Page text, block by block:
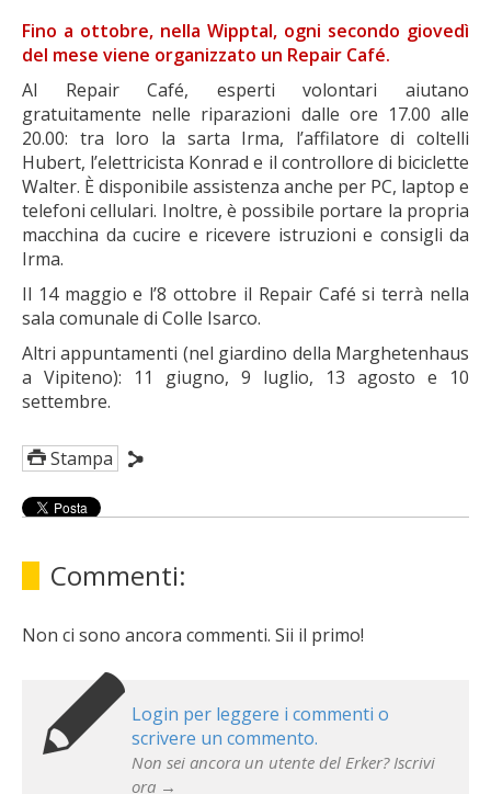
Fino a ottobre, nella Wipptal, ogni secondo giovedì
del mese viene organizzato un Repair Café.
Al Repair Café, esperti volontari aiutano
gratuitamente nelle riparazioni dalle ore 17.00 alle
20.00: tra loro la sarta Irma, l’affilatore di coltelli
Hubert, l’elettricista Konrad e il controllore di biciclette
Walter. È disponibile assistenza anche per PC, laptop e
telefoni cellulari. Inoltre, è possibile portare la propria
macchina da cucire e ricevere istruzioni e consigli da
Irma.
Il 14 maggio e l’8 ottobre il Repair Café si terrà nella
sala comunale di Colle Isarco.
Altri appuntamenti (nel giardino della Marghetenhaus
a Vipiteno): 11 giugno, 9 luglio, 13 agosto e 10
settembre.
Stampa
Commenti:
Non ci sono ancora commenti. Sii il primo!
Login per leggere i commenti o
scrivere un commento.
Non sei ancora un utente del Erker? Iscrivi
ora →